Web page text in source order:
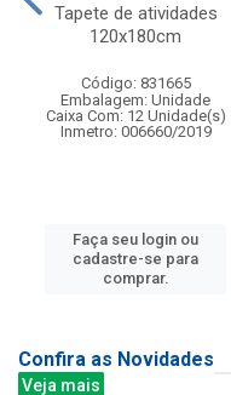
Tapete de atividades
120x180cm
Código: 831665
Embalagem: Unidade
Caixa Com: 12 Unidade(s)
Inmetro: 006660/2019
Faça seu login ou
cadastre-se para
comprar.
Confira as Novidades
Veja mais